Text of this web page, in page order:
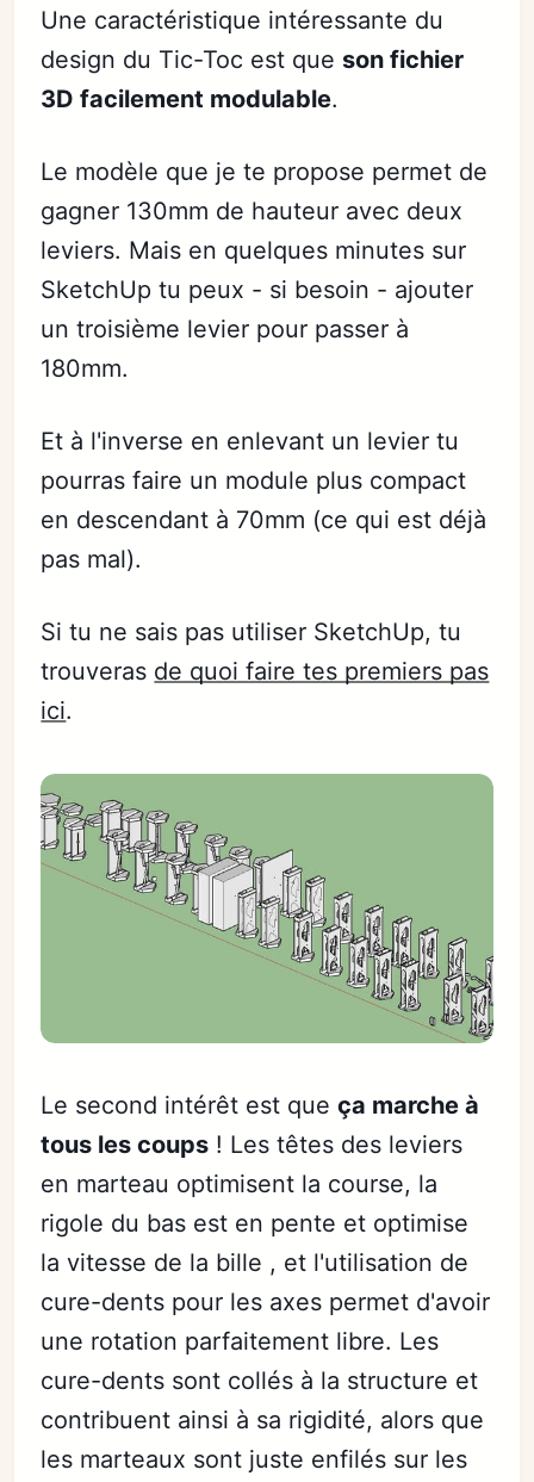
Une caractéristique intéressante du
design du Tic-Toc est que son fichier
3D facilement modulable.
Le modèle que je te propose permet de
gagner 130mm de hauteur avec deux
leviers. Mais en quelques minutes sur
SketchUp tu peux - si besoin - ajouter
un troisième levier pour passer à
180mm.
Et à l'inverse en enlevant un levier tu
pourras faire un module plus compact
en descendant à 70mm (ce qui est déjà
pas mal).
Si tu ne sais pas utiliser SketchUp, tu
trouveras de quoi faire tes premiers pas
ici.
Le second intérêt est queça marche à
tous les coups ! Les têtes des leviers
en marteau optimisent la course, la
rigole du bas est en pente et optimise
la vitesse de la bille , et l'utilisation de
cure-dents pour les axes permet d'avoir
une rotation parfaitement libre. Les
cure-dents sont collés à la structure et
contribuent ainsi à sa rigidité, alors que
les marteaux sont juste enfilés sur les